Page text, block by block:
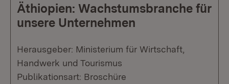
Äthiopien: Wachstumsbranche für
unsere Unternehmen
Herausgeber: Ministerium für Wirtschaft,
Handwerk und Tourismus
Publikationsart: Broschüre